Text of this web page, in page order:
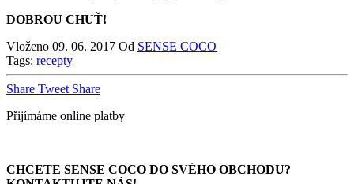
DOBROU CHUŤ!
Vloženo 09. 06. 2017 Od SENSE COCO
Tags: recepty
Share Tweet Share
Přijímáme online platby
CHCETE SENSE COCO DO SVÉHO OBCHODU?